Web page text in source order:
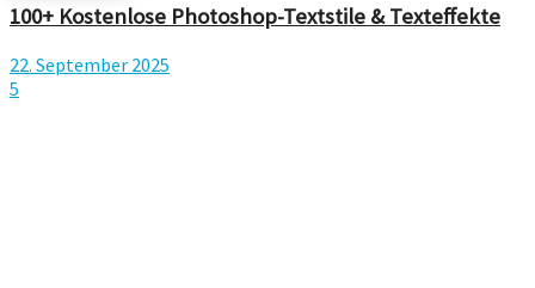
100+ Kostenlose Photoshop-Textstile & Texteffekte
22. September 2025
5